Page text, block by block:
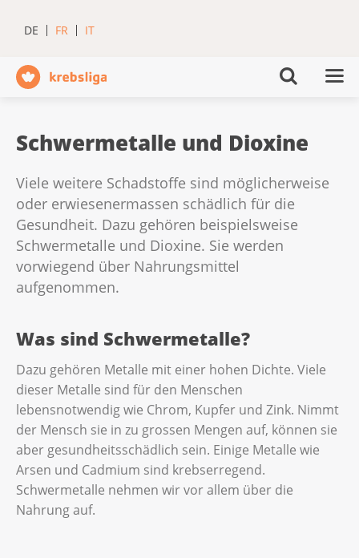
DE FR IT
Schwermetalle und Dioxine
Viele weitere Schadstoffe sind möglicherweise
oder erwiesenermassen schädlich für die
Gesundheit. Dazu gehören beispielsweise
Schwermetalle und Dioxine. Sie werden
vorwiegend über Nahrungsmittel
aufgenommen.
Was sind Schwermetalle?
Dazu gehören Metalle mit einer hohen Dichte. Viele
dieser Metalle sind für den Menschen
lebensnotwendig wie Chrom, Kupfer und Zink. Nimmt
der Mensch sie in zu grossen Mengen auf, können sie
aber gesundheitsschädlich sein. Einige Metalle wie
Arsen und Cadmium sind krebserregend.
Schwermetalle nehmen wir vor allem über die
Nahrung auf.